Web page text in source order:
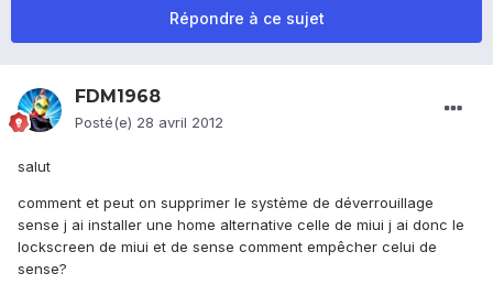
Répondre à ce sujet
FDM1968
Posté(e) 28 avril 2012
salut
comment et peut on supprimer le système de déverrouillage
sense j ai installer une home alternative celle de miui j ai donc le
lockscreen de miui et de sense comment empêcher celui de
sense?